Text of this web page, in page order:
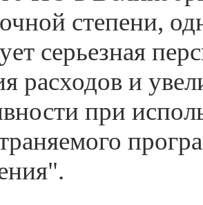
степени,
серьезная
расходов и
при